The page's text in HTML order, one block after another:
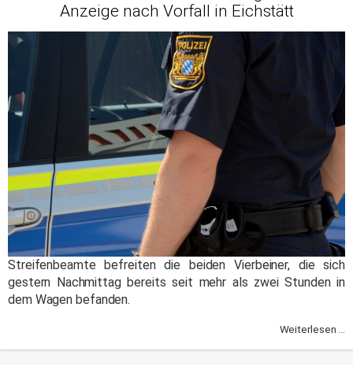
Anzeige nach Vorfall in Eichstätt
Streifenbeamte befreiten die beiden Vierbeiner, die sich
gestern Nachmittag bereits seit mehr als zwei Stunden in
dem Wagen befanden.
Weiterlesen ...